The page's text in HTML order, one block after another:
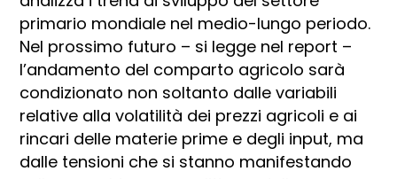
primario mondiale nel medio-lungo periodo.
Nel prossimo futuro – si legge nel report –
l’andamento del comparto agricolo sarà
condizionato non soltanto dalle variabili
relative alla volatilità dei prezzi agricoli e ai
rincari delle materie prime e degli input, ma
dalle tensioni che si stanno manifestando